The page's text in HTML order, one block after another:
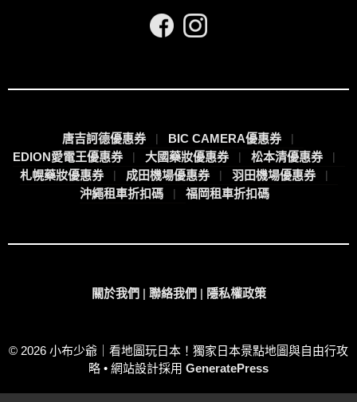
唐吉訶德優惠券
BIC CAMERA優惠券
EDION愛電王優惠券
大國藥妝優惠券
松本清優惠券
札幌藥妝優惠券
成田機場優惠券
羽田機場優惠券
沖繩租車折扣碼
福岡租車折扣碼
關於我們 | 聯絡我們 | 隱私權政策
© 2026 小布少爺｜看地圖玩日本！獨家日本景點地圖與自由行攻
略 • 網站設計採用 GeneratePress